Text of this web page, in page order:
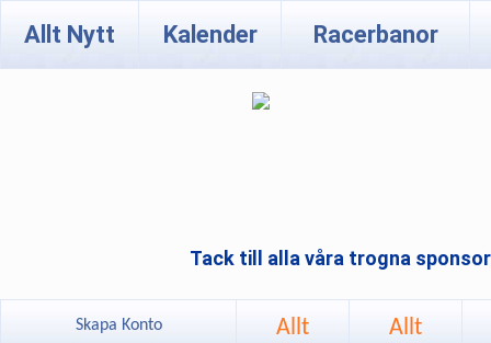
Allt Nytt Kalender Racerbanor
Tack till alla våra trogna
Skapa Konto
Allt
Allt